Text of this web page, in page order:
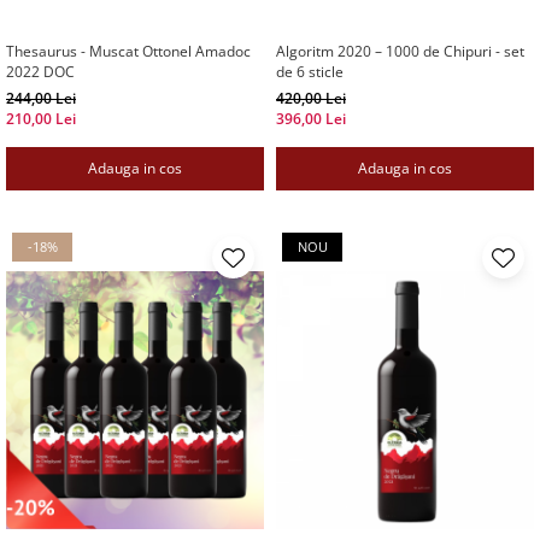
Thesaurus - Muscat Ottonel Amadoc
2022 DOC
244,00 Lei
210,00 Lei
Adauga in cos
Algoritm 2020 – 1000 de Chipuri - set
de 6 sticle
420,00 Lei
396,00 Lei
Adauga in cos
-18% NOU